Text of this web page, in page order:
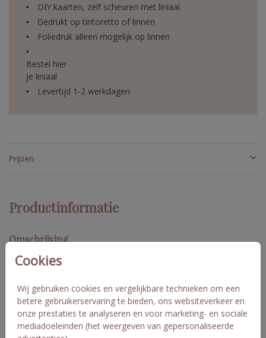
Cookies
Wij gebruiken cookies en vergelijkbare technieken om een
betere gebruikerservaring te bieden, ons websiteverkeer en
onze prestaties te analyseren en voor marketing- en sociale
mediadoeleinden (het weergeven van gepersonaliseerde
DIY kaarten, zelf scheuren met liniaal
Gedrukt op tintoretto of linnen
Foliedruk alleen mogelijk op linnen
Bestel hier
je liniaal
Levertijd 1-2 werkdagen
Prijzen
Productinformatie
Omschrijving
Om deze kaart te maken zoals op de voorbeeldfoto, dien je
scheurkaarten op staan. Vergeet niet de scheurliniaal mee te
bestellen! Bestel een paar kaarten extra, het blijft immers
handwerk. Joost en Mireille
Toon meer